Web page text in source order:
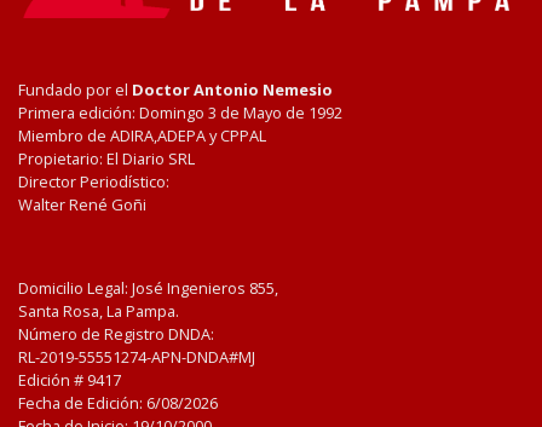
Fundado por el Doctor Antonio Nemesio
Primera edición: Domingo 3 de Mayo de 1992
Miembro de ADIRA,ADEPA y CPPAL
Propietario: El Diario SRL
Director Periodístico:
Walter René Goñi
Domicilio Legal: José Ingenieros 855,
Santa Rosa, La Pampa.
Número de Registro DNDA:
RL-2019-55551274-APN-DNDA#MJ
Edición # 9417
Fecha de Edición: 6/08/2026